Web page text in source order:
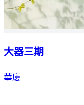
大器三期
華廈